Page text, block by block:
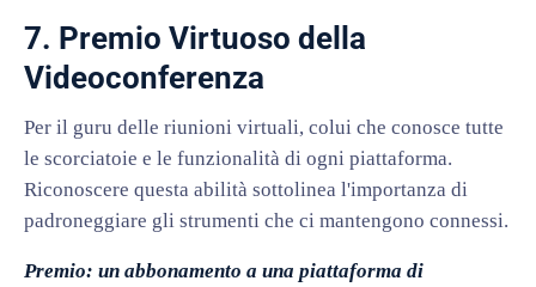
7. Premio Virtuoso della
Videoconferenza
Per il guru delle riunioni virtuali, colui che conosce tutte
le scorciatoie e le funzionalità di ogni piattaforma.
Riconoscere questa abilità sottolinea l'importanza di
padroneggiare gli strumenti che ci mantengono connessi.
Premio: un abbonamento a una piattaforma di